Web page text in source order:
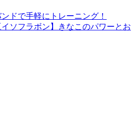
ドで手軽にトレーニング！
イソフラボン】きなこのパワーとお